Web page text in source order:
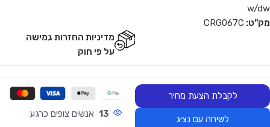
w/dw
מק"ט: CRG067C
מדיניות החזרות גמישה
על פי חוק
לקבלת הצעת מחיר
לשיחה עם נציג 13 אנשים צופים כרגע